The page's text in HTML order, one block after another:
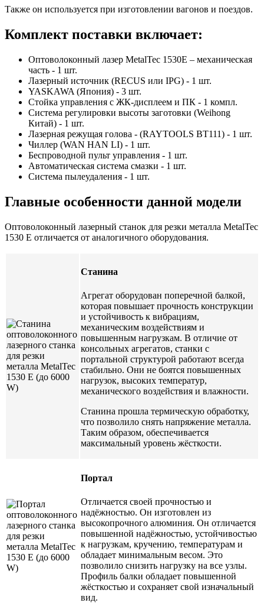
Также он используется при изготовлении вагонов и поездов.
Комплект поставки включает:
Оптоволоконный лазер MetalTec 1530E – механическая
часть - 1 шт.
Лазерный источник (RECUS или IPG) - 1 шт.
YASKAWA (Япония) - 3 шт.
Стойка управления с ЖК-дисплеем и ПК - 1 компл.
Система регулировки высоты заготовки (Weihong
Китай) - 1 шт.
Лазерная режущая голова - (RAYTOOLS BT111) - 1 шт.
Чиллер (WAN HAN LI) - 1 шт.
Беспроводной пульт управления - 1 шт.
Автоматическая система смазки - 1 шт.
Система пылеудаления - 1 шт.
Главные особенности данной модели
Оптоволоконный лазерный станок для резки металла MetalTec
1530 E отличается от аналогичного оборудования.
Станина
Агрегат оборудован поперечной балкой,
которая повышает прочность конструкции
и устойчивость к вибрациям,
механическим воздействиям и
повышенным нагрузкам. В отличие от
консольных агрегатов, станки с
портальной структурой работают всегда
стабильно. Они не боятся повышенных
нагрузок, высоких температур,
механического воздействия и влажности.
Станина прошла термическую обработку,
что позволило снять напряжение металла.
Таким образом, обеспечивается
максимальный уровень жёсткости.
Портал
Отличается своей прочностью и
надёжностью. Он изготовлен из
высокопрочного алюминия. Он отличается
повышенной надёжностью, устойчивостью
к нагрузкам, кручению, температурам и
обладает минимальным весом. Это
позволило снизить нагрузку на все узлы.
Профиль балки обладает повышенной
жёсткостью и сохраняет свой изначальный
вид.